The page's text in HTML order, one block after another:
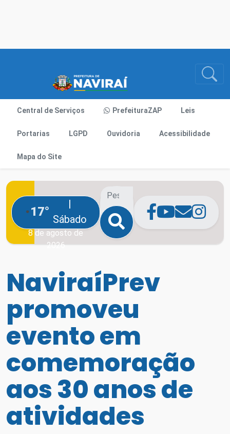
Central de Serviços PrefeituraZAP Leis
Portarias LGPD Ouvidoria Acessibilidade
Mapa do Site
17°
|
Sábado
8 de agosto de
2026
NaviraíPrev
promoveu
evento em
comemoração
aos 30 anos de
atividades